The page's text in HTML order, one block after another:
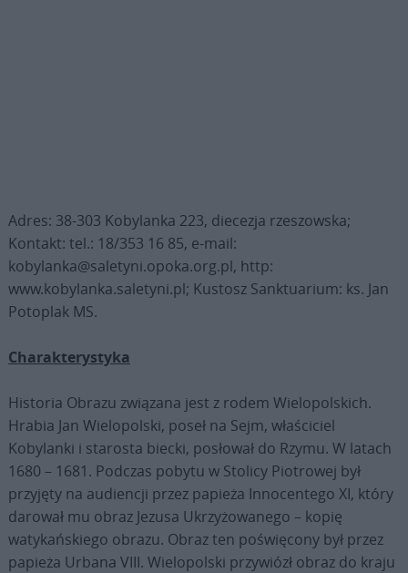
Adres: 38-303 Kobylanka 223, diecezja rzeszowska;
Kontakt: tel.: 18/353 16 85, e-mail:
kobylanka@saletyni.opoka.org.pl, http:
www.kobylanka.saletyni.pl; Kustosz Sanktuarium: ks. Jan
Potoplak MS.
Charakterystyka
Historia Obrazu związana jest z rodem Wielopolskich.
Hrabia Jan Wielopolski, poseł na Sejm, właściciel
Kobylanki i starosta biecki, posłował do Rzymu. W latach
1680 – 1681. Podczas pobytu w Stolicy Piotrowej był
przyjęty na audiencji przez papieża Innocentego XI, który
darował mu obraz Jezusa Ukrzyżowanego – kopię
watykańskiego obrazu. Obraz ten poświęcony był przez
papieża Urbana VIII. Wielopolski przywiózł obraz do kraju